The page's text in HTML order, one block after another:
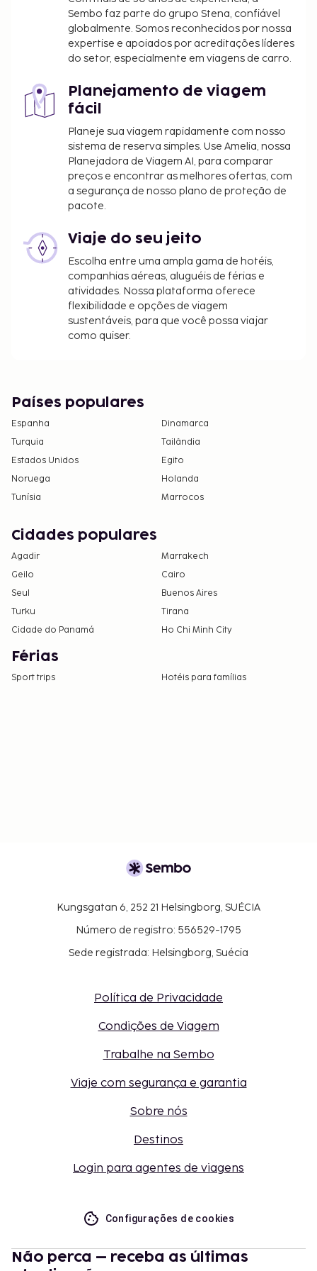
seguintes custos. Podem incluir os impostos
aplicáveis:
Depósito em numerário durante as Férias da
Incluímos todas as taxas que o alojamento nos
comunicou.
Sembo faz parte do grupo Stena, confiável
globalmente. Somos reconhecidos por nossa
expertise e apoiados por acreditações líderes
do setor, especialmente em viagens de carro.
Planejamento de viagem
fácil
Planeje sua viagem rapidamente com nosso
sistema de reserva simples. Use Amelia, nossa
Planejadora de Viagem AI, para comparar
preços e encontrar as melhores ofertas, com
a segurança de nosso plano de proteção de
pacote.
Viaje do seu jeito
Escolha entre uma ampla gama de hotéis,
companhias aéreas, aluguéis de férias e
atividades. Nossa plataforma oferece
flexibilidade e opções de viagem
sustentáveis, para que você possa viajar
como quiser.
Países populares
Espanha
Dinamarca
Turquia
Tailândia
Estados Unidos
Egito
Noruega
Holanda
Tunísia
Marrocos
Cidades populares
Agadir
Marrakech
Geilo
Cairo
Seul
Buenos Aires
Turku
Tirana
Cidade do Panamá
Ho Chi Minh City
Férias
Sport trips Hotéis para famílias
Kungsgatan 6, 252 21 Helsingborg, SUÉCIA
Número de registro: 556529-1795
Sede registrada: Helsingborg, Suécia
Política de Privacidade
Condições de Viagem
Trabalhe na Sembo
Viaje com segurança e garantia
Sobre nós
Destinos
Login para agentes de viagens
Configurações de cookies
Não perca – receba as últimas